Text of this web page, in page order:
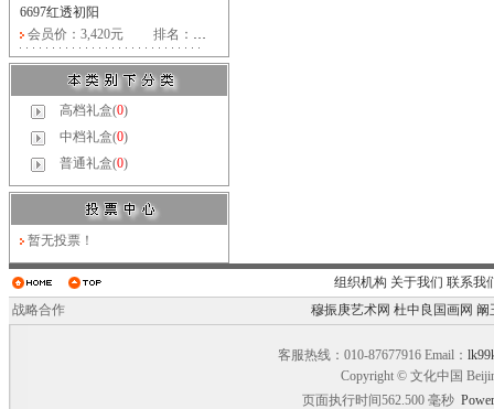
6697红透初阳
会员价：3,420元
排名： …
高档礼盒(0)
中档礼盒(0)
普通礼盒(0)
暂无投票！
组织机构 关于我们 联系我
战略合作
穆振庚艺术网 杜中良国画网 阚
客服热线：010-87677916 Email：
Copyright © 文化中国
页面执行时间562.500 毫秒